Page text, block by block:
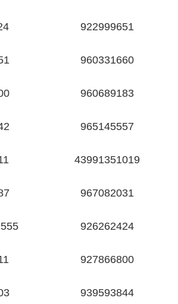
922999651
960331660
960689183
965145557
43991351019
967082031
926262424
927866800
939593844